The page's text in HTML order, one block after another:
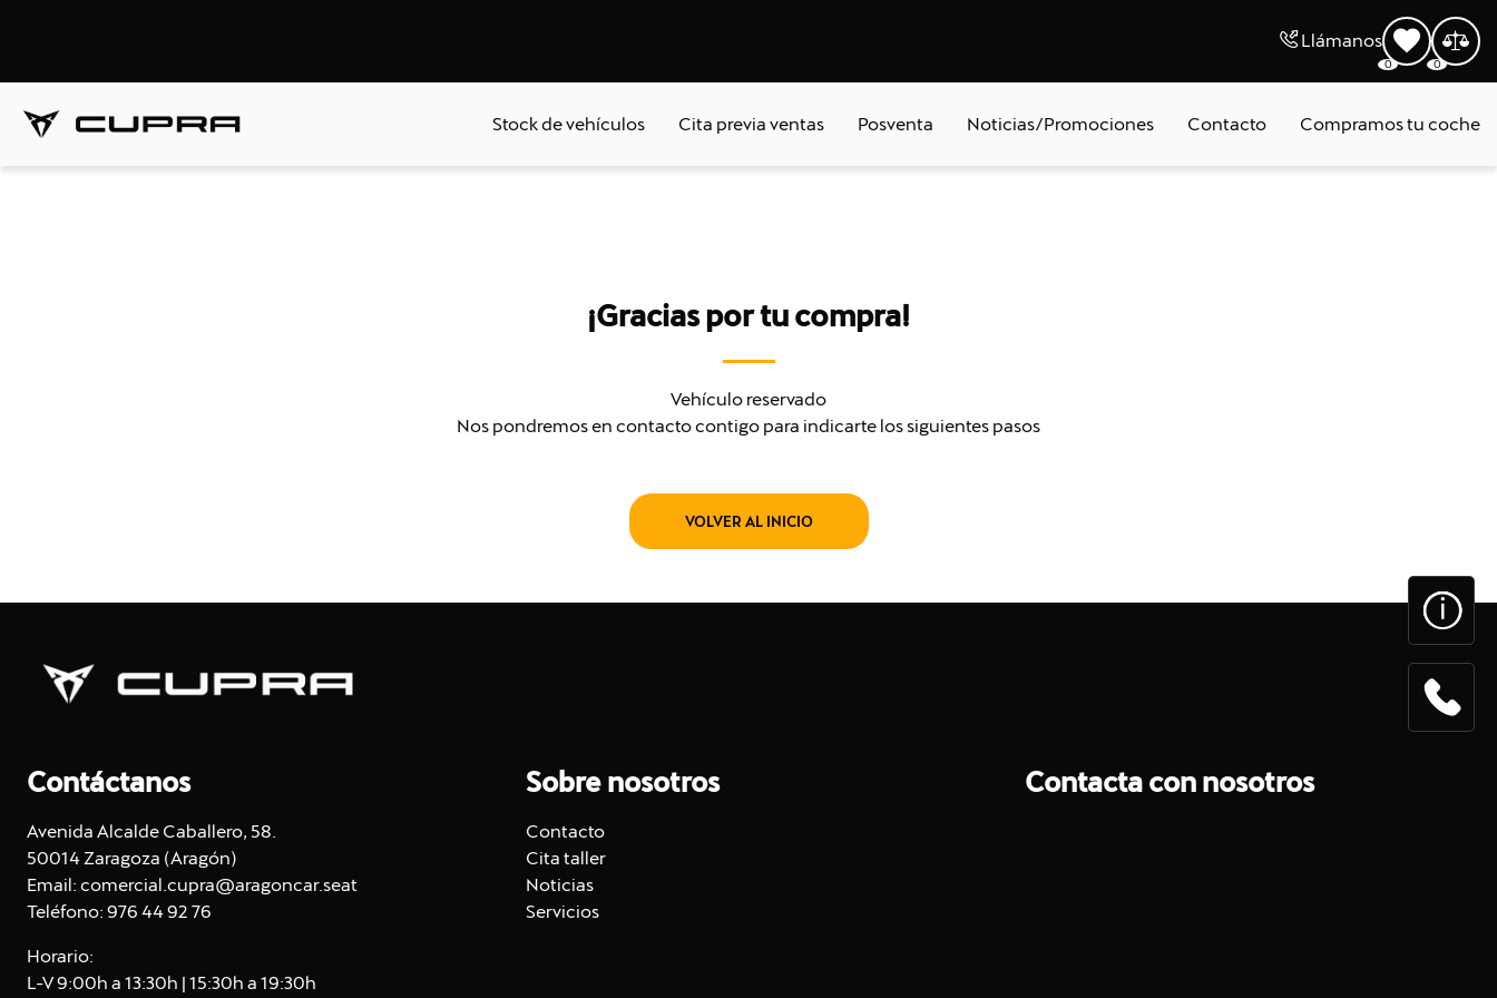
Llámanos
0 0
Stock de vehículos Cita previa ventas Posventa Noticias/Promociones Contacto Compramos tu coche
¡Gracias por tu compra!
Vehículo reservado
Nos pondremos en contacto contigo para indicarte los siguientes pasos
VOLVER AL INICIO
Contáctanos
Avenida Alcalde Caballero, 58.
50014 Zaragoza (Aragón)
Email: comercial.cupra@aragoncar.seat
Teléfono: 976 44 92 76
Horario:
L-V 9:00h a 13:30h | 15:30h a 19:30h
Sobre nosotros
Contacto
Cita taller
Noticias
Servicios
Contacta con nosotros